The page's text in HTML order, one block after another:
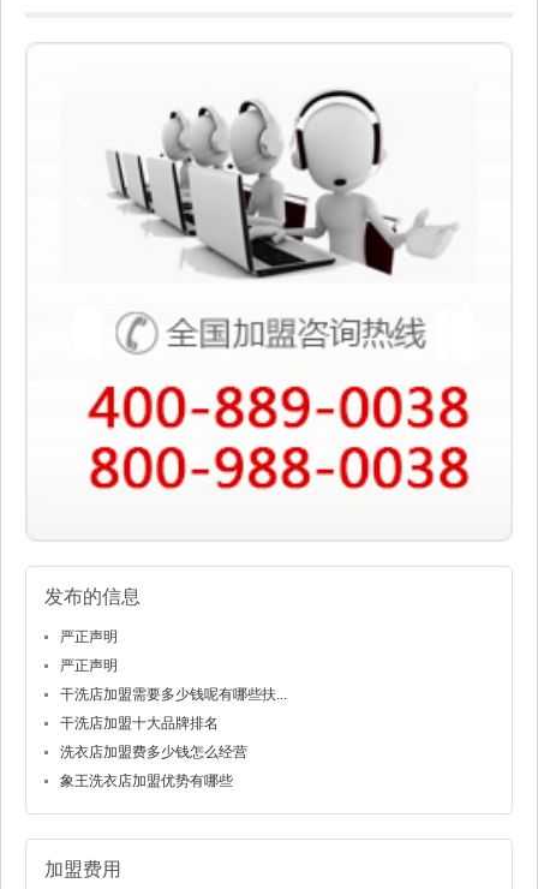
发布的信息
严正声明
严正声明
干洗店加盟需要多少钱呢有哪些扶...
干洗店加盟十大品牌排名
洗衣店加盟费多少钱怎么经营
象王洗衣店加盟优势有哪些
加盟费用